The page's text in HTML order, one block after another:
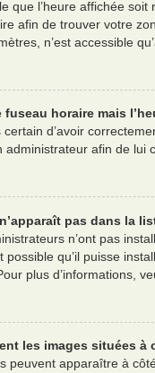
que l’heure affichée
afin de trouver votre
n’est accessible
fuseau horaire mais
certain d’avoir
administrateur afin de lui
pas dans la
n’ont pas
possible qu’il puisse
plus d’informations,
les images situées à
peuvent apparaître à